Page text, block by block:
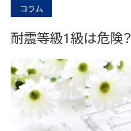
コラム
耐震等級1級は危険？